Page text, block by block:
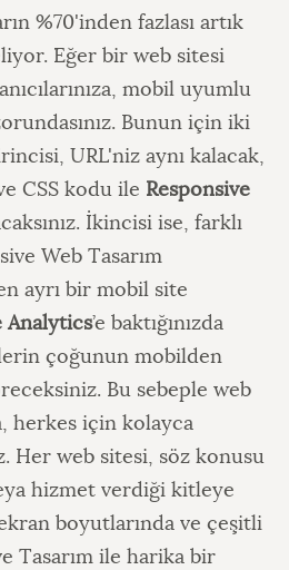
%70'inden fazlası artık
Eğer bir web sitesi
mobil uyumlu
Bunun için iki
URL'niz aynı kalacak,
CSS kodu ile Responsive
İkincisi ise, farklı
Web Tasarım
ayrı bir mobil site
Analytics’e baktığınızda
çoğunun mobilden
Bu sebeple web
herkes için kolayca
Her web sitesi, söz konusu
hizmet verdiği kitleye
ekran boyutlarında ve çeşitli
Tasarım ile harika bir